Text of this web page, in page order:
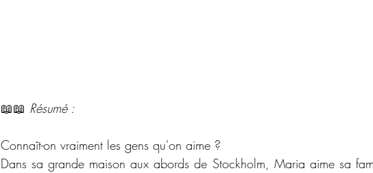
📖📖 Résumé :
Connaît-on vraiment les gens qu'on aime ?
Dans sa grande maison aux abords de Stockholm, Maria aime sa